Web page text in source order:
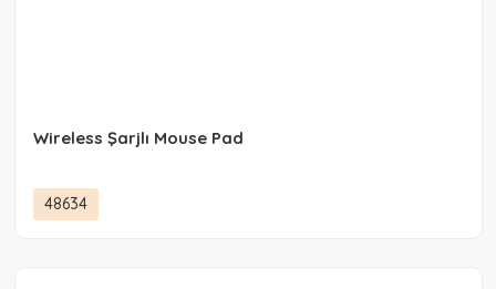
Wireless Şarjlı Mouse Pad
48634